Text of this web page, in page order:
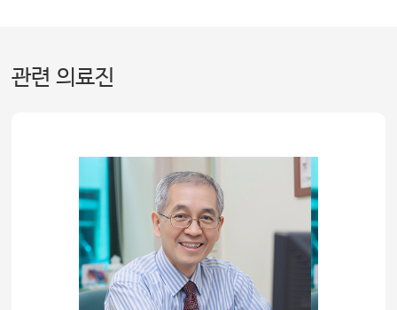
관련 의료진